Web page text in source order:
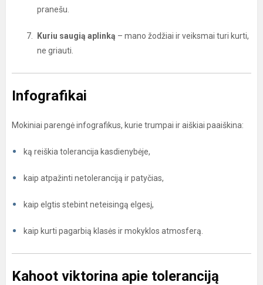
pranešu.
Kuriu saugią aplinką – mano žodžiai ir veiksmai turi kurti,
ne griauti.
Infografikai
Mokiniai parengė infografikus, kurie trumpai ir aiškiai paaiškina:
ką reiškia tolerancija kasdienybėje,
kaip atpažinti netoleranciją ir patyčias,
kaip elgtis stebint neteisingą elgesį,
kaip kurti pagarbią klasės ir mokyklos atmosferą.
Kahoot viktorina apie toleranciją